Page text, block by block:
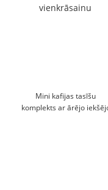
Mini kafijas tasīšu
komplekts ar ārējo